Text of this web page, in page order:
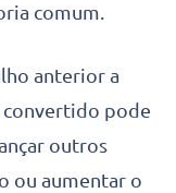
comum.
anterior a
convertido pode
outros
ou aumentar o